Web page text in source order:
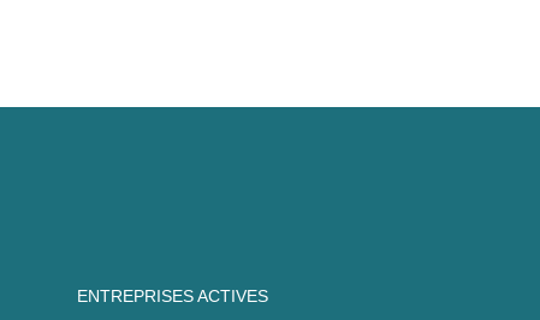
ENTREPRISES ACTIVES